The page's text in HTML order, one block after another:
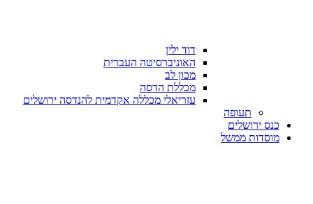
דוד ילין
האוניברסיטה העברית
מכון לב
מכללת הדסה
עזריאלי מכללה אקדמית להנדסה ירושלים
תעופה
כנס ירושלים
מוסדות ממשל